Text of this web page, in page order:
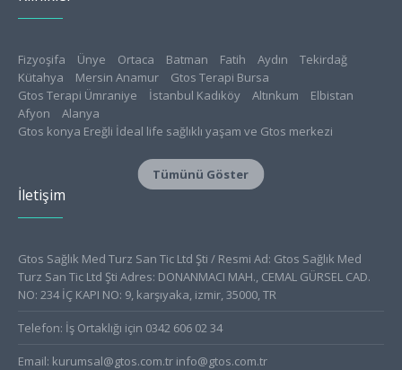
Tümünü Göster
Fizyoşifa Ünye Ortaca Batman Fatih Aydın
Tekirdağ
Kütahya
Mersin Anamur
Gtos Terapi Bursa
Gtos Terapi Ümraniye
İstanbul Kadıköy Altınkum
Elbistan
Afyon
Alanya
Gtos konya Ereğli İdeal life sağlıklı yaşam ve Gtos merkezi
Gtos Edirne Sağlıklı Yaşam Merkezi
Aksaray
Gücüyener Fizyo Klinik
Bursa Nilüfer Physioclinic
Turgutlu
Ordu
İzmir
Fizyodiyet Sağlıklı Yaşam Merkezi
Fizyonilüfer
Alanya Vega-Fiz
Extremfiz Sağlıklı Yaşam Merkezi
Ortaköy
Alanya Physiolab
Muratpaşa Ossafiz
Medibalance İzmit
Fizyoçamlık
Çorum FizyoMG Gtos Fizyostar Çorlu
Gtos Çankaya
Ataşehir Origoclinic & Gtos terapi Ümraniye
İletişim
Gtos Sağlık Med Turz San Tic Ltd Şti / Resmi Ad: Gtos Sağlık Med
Turz San Tic Ltd Şti Adres: DONANMACI MAH., CEMAL GÜRSEL CAD.
NO: 234 İÇ KAPI NO: 9, karşıyaka, izmir, 35000, TR
Telefon: İş Ortaklığı için 0342 606 02 34
Email: kurumsal@gtos.com.tr info@gtos.com.tr